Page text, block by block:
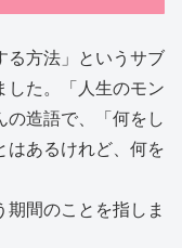
る方法」というサブ
した。「人生のモン
の造語で、「何をし
はあるけれど、何を
期間のことを指しま